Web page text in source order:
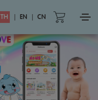
TH | EN | CN